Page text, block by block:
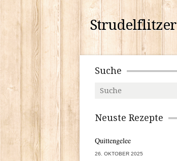
Strudelflitzer
Suche
Neuste Rezepte
Quittengelee
26. OKTOBER 2025